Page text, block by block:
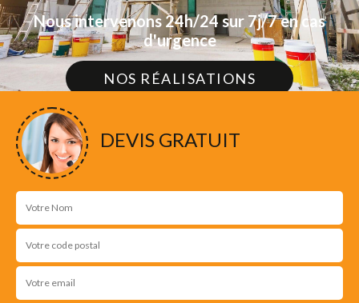
Nous intervenons 24h/24 sur 7j/7 en cas
d'urgence
NOS RÉALISATIONS
DEVIS GRATUIT